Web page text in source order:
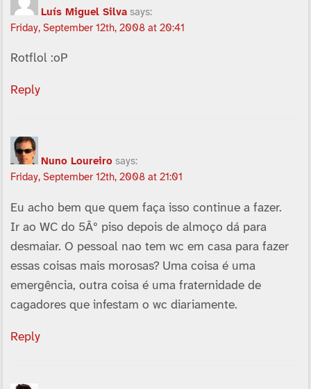
Luí­s Miguel Silva says:
Friday, September 12th, 2008 at 20:41
Rotflol :oP
Reply
Nuno Loureiro says:
Friday, September 12th, 2008 at 21:01
Eu acho bem que quem faça isso continue a fazer.
Ir ao WC do 5Âº piso depois de almoço dá para
desmaiar. O pessoal nao tem wc em casa para fazer
essas coisas mais morosas? Uma coisa é uma
emergência, outra coisa é uma fraternidade de
cagadores que infestam o wc diariamente.
Reply